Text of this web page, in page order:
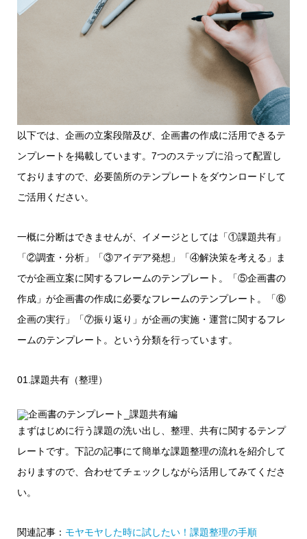
以下では、企画の立案段階及び、企画書の作成に活用できるテ
ンプレートを掲載しています。7つのステップに沿って配置し
ておりますので、必要箇所のテンプレートをダウンロードして
ご活用ください。
一概に分断はできませんが、イメージとしては「①課題共有」
「②調査・分析」「③アイデア発想」「④解決策を考える」ま
でが企画立案に関するフレームのテンプレート。「⑤企画書の
作成」が企画書の作成に必要なフレームのテンプレート。「⑥
企画の実行」「⑦振り返り」が企画の実施・運営に関するフレ
ームのテンプレート。という分類を行っています。
01.課題共有（整理）
まずはじめに行う課題の洗い出し、整理、共有に関するテンプ
レートです。下記の記事にて簡単な課題整理の流れを紹介して
おりますので、合わせてチェックしながら活用してみてくださ
い。
関連記事： モヤモヤした時に試したい！課題整理の手順